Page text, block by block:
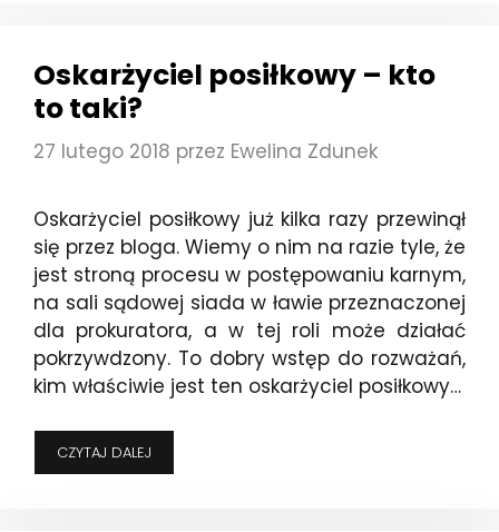
Oskarżyciel posiłkowy – kto
to taki?
27 lutego 2018 przez Ewelina Zdunek
Oskarżyciel posiłkowy już kilka razy przewinął
się przez bloga. Wiemy o nim na razie tyle, że
jest stroną procesu w postępowaniu karnym,
na sali sądowej siada w ławie przeznaczonej
dla prokuratora, a w tej roli może działać
pokrzywdzony. To dobry wstęp do rozważań,
kim właściwie jest ten oskarżyciel posiłkowy…
CZYTAJ DALEJ
POSIŁKOWY